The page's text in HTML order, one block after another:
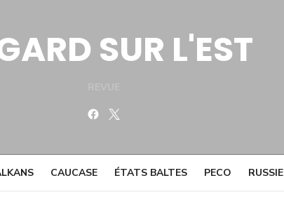
SUR L'EST
Facebook
CAUCASE ÉTATS BALTES PECO RUSSIE